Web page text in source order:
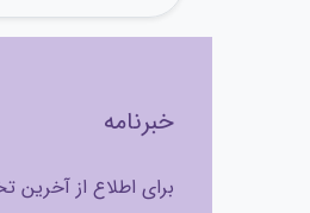
خبرنامه
برای اطلاع از